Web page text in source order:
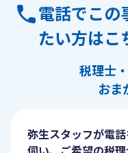
電話でこの
たい方はこ
税理士
おま
弥生スタッフが電